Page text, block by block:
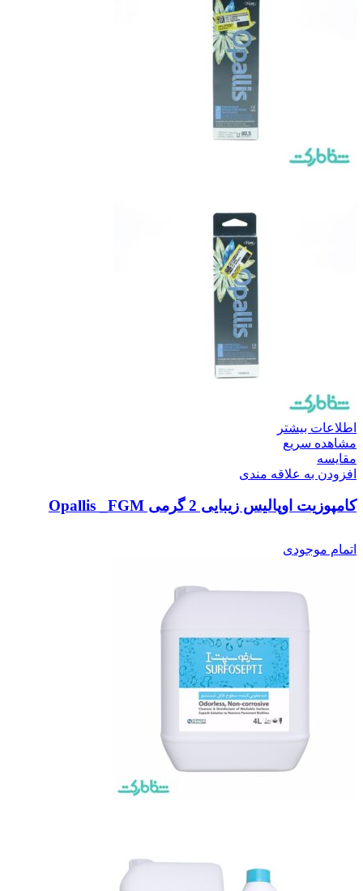
اطلاعات بیشتر
مشاهده سریع
مقایسه
افزودن به علاقه مندی
کامپوزیت اوپالیس زیبایی 2 گرمی Opallis _FGM
اتمام موجودی